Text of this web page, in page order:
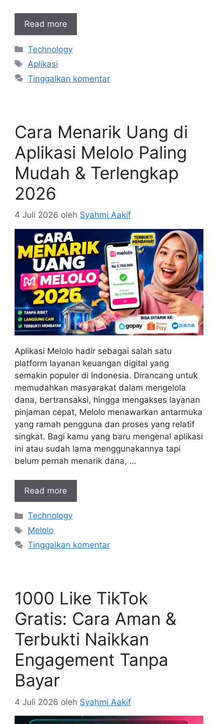
Read more
Kategori
Technology
Tag
Aplikasi
Tinggalkan komentar
Cara Menarik Uang di
Aplikasi Melolo Paling
Mudah & Terlengkap
2026
4 Juli 2026 oleh Syahmi Aakif
Aplikasi Melolo hadir sebagai salah satu
platform layanan keuangan digital yang
semakin populer di Indonesia. Dirancang untuk
memudahkan masyarakat dalam mengelola
dana, bertransaksi, hingga mengakses layanan
pinjaman cepat, Melolo menawarkan antarmuka
yang ramah pengguna dan proses yang relatif
singkat. Bagi kamu yang baru mengenal aplikasi
ini atau sudah lama menggunakannya tapi
belum pernah menarik dana, …
Read more
Kategori
Technology
Tag
Melolo
Tinggalkan komentar
1000 Like TikTok
Gratis: Cara Aman &
Terbukti Naikkan
Engagement Tanpa
Bayar
4 Juli 2026 oleh Syahmi Aakif